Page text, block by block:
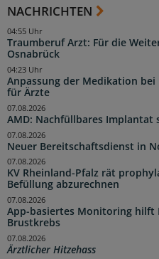
NACHRICHTEN
Traumberuf Arzt: Für die
Osnabrück
04:55 Uhr
Anpassung der Medikation
für Ärzte
04:23 Uhr
AMD: Nachfüllbares Implantat
07.08.2026
Neuer Bereitschaftsdienst in
07.08.2026
KV Rheinland-Pfalz rät
Befüllung abzurechnen
07.08.2026
App-basiertes Monitoring hilft
Brustkrebs
07.08.2026
Ärztlicher Hitzehass
07.08.2026